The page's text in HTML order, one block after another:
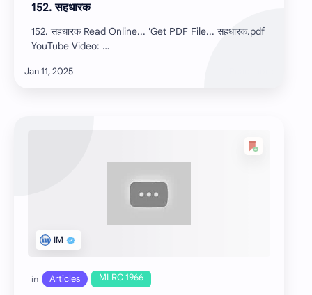
152. सहधारक
152. सहधारक Read Online... 'Get PDF File... सहधारक.pdf
YouTube Video: …